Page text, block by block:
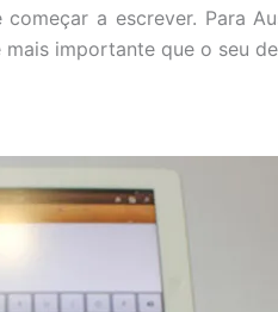
a escrever. Para
importante que o seu